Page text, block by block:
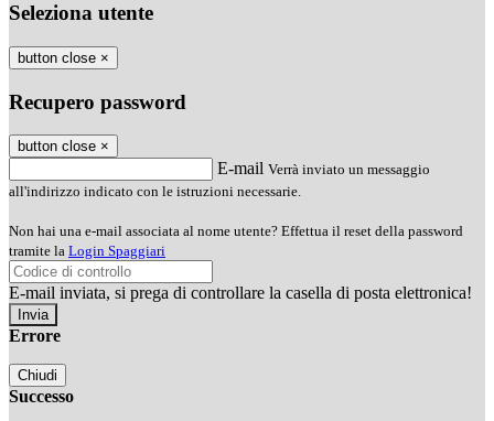
Seleziona utente
button close ×
Recupero password
button close ×
E-mail Verrà inviato un messaggio
all'indirizzo indicato con le istruzioni necessarie.
Non hai una e-mail associata al nome utente? Effettua il reset della password
tramite la Login Spaggiari
E-mail inviata, si prega di controllare la casella di posta elettronica!
Errore
Chiudi
Successo